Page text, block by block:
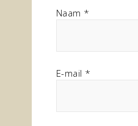
Naam *
E-mail *